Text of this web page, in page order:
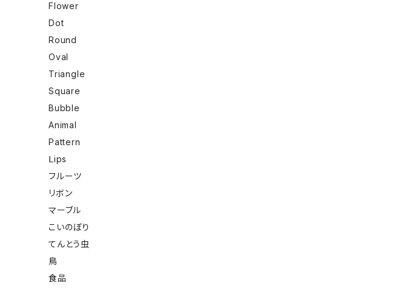
Flower
Dot
Round
Oval
Triangle
Square
Bubble
Animal
Pattern
Ⅼips
フルーツ
リボン
マーブル
こいのぼり
てんとう虫
鳥
食品